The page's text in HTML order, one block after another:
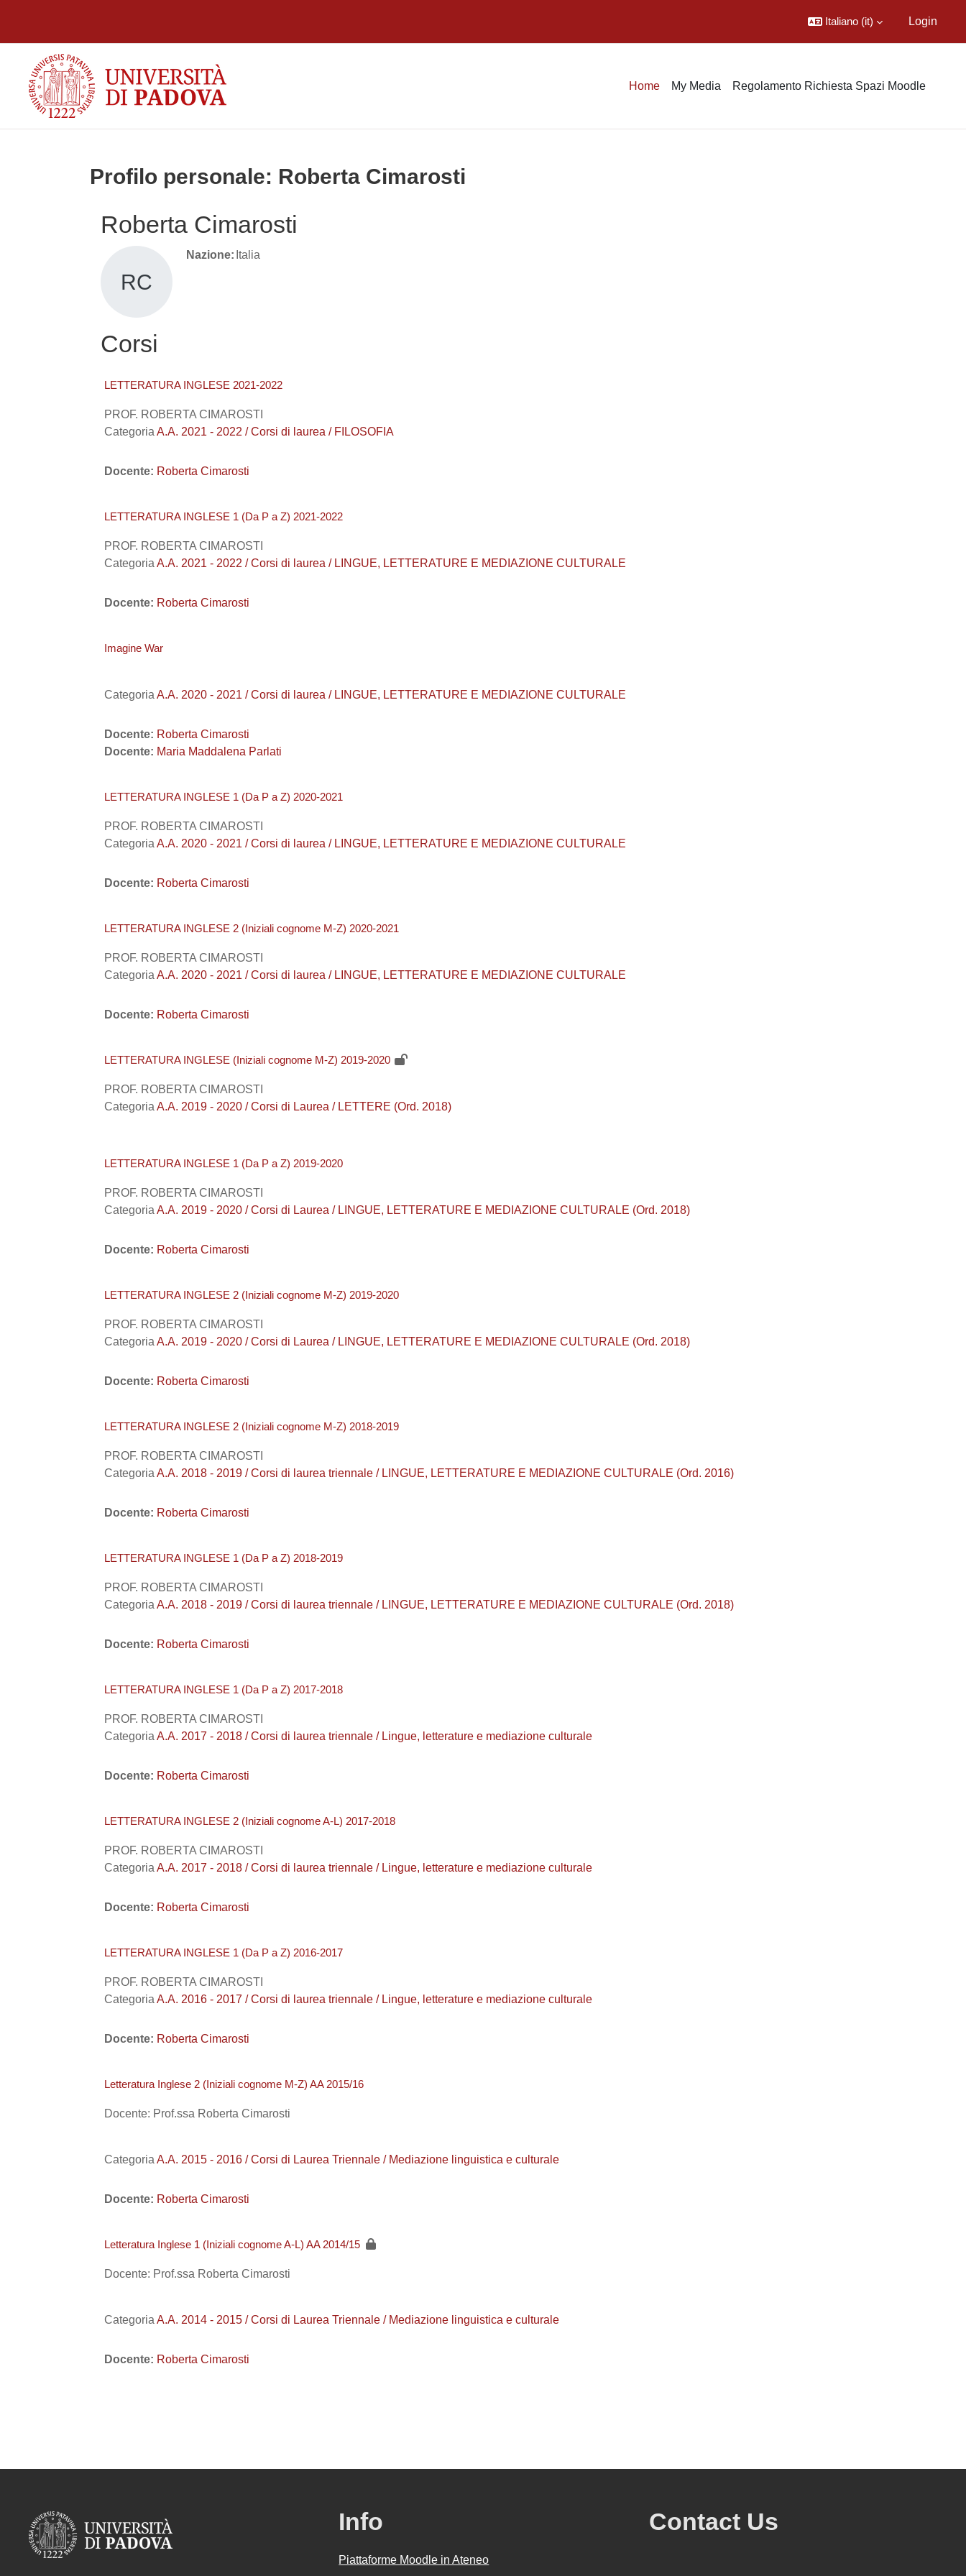
Italiano ‎(it)‎ Login
Home My Media Regolamento Richiesta Spazi Moodle
Profilo personale: Roberta Cimarosti
Roberta Cimarosti
RC
Nazione: Italia
Corsi
LETTERATURA INGLESE 2021-2022
PROF. ROBERTA CIMAROSTI
Categoria A.A. 2021 - 2022 / Corsi di laurea / FILOSOFIA
Docente: Roberta Cimarosti
LETTERATURA INGLESE 1 (Da P a Z) 2021-2022
PROF. ROBERTA CIMAROSTI
Categoria A.A. 2021 - 2022 / Corsi di laurea / LINGUE, LETTERATURE E MEDIAZIONE CULTURALE
Docente: Roberta Cimarosti
Imagine War
Categoria A.A. 2020 - 2021 / Corsi di laurea / LINGUE, LETTERATURE E MEDIAZIONE CULTURALE
Docente: Roberta Cimarosti
Docente: Maria Maddalena Parlati
LETTERATURA INGLESE 1 (Da P a Z) 2020-2021
PROF. ROBERTA CIMAROSTI
Categoria A.A. 2020 - 2021 / Corsi di laurea / LINGUE, LETTERATURE E MEDIAZIONE CULTURALE
Docente: Roberta Cimarosti
LETTERATURA INGLESE 2 (Iniziali cognome M-Z) 2020-2021
PROF. ROBERTA CIMAROSTI
Categoria A.A. 2020 - 2021 / Corsi di laurea / LINGUE, LETTERATURE E MEDIAZIONE CULTURALE
Docente: Roberta Cimarosti
LETTERATURA INGLESE (Iniziali cognome M-Z) 2019-2020
PROF. ROBERTA CIMAROSTI
Categoria A.A. 2019 - 2020 / Corsi di Laurea / LETTERE (Ord. 2018)
LETTERATURA INGLESE 1 (Da P a Z) 2019-2020
PROF. ROBERTA CIMAROSTI
Categoria A.A. 2019 - 2020 / Corsi di Laurea / LINGUE, LETTERATURE E MEDIAZIONE CULTURALE (Ord. 2018)
Docente: Roberta Cimarosti
LETTERATURA INGLESE 2 (Iniziali cognome M-Z) 2019-2020
PROF. ROBERTA CIMAROSTI
Categoria A.A. 2019 - 2020 / Corsi di Laurea / LINGUE, LETTERATURE E MEDIAZIONE CULTURALE (Ord. 2018)
Docente: Roberta Cimarosti
LETTERATURA INGLESE 2 (Iniziali cognome M-Z) 2018-2019
PROF. ROBERTA CIMAROSTI
Categoria A.A. 2018 - 2019 / Corsi di laurea triennale / LINGUE, LETTERATURE E MEDIAZIONE CULTURALE (Ord. 2016)
Docente: Roberta Cimarosti
LETTERATURA INGLESE 1 (Da P a Z) 2018-2019
PROF. ROBERTA CIMAROSTI
Categoria A.A. 2018 - 2019 / Corsi di laurea triennale / LINGUE, LETTERATURE E MEDIAZIONE CULTURALE (Ord. 2018)
Docente: Roberta Cimarosti
LETTERATURA INGLESE 1 (Da P a Z) 2017-2018
PROF. ROBERTA CIMAROSTI
Categoria A.A. 2017 - 2018 / Corsi di laurea triennale / Lingue, letterature e mediazione culturale
Docente: Roberta Cimarosti
LETTERATURA INGLESE 2 (Iniziali cognome A-L) 2017-2018
PROF. ROBERTA CIMAROSTI
Categoria A.A. 2017 - 2018 / Corsi di laurea triennale / Lingue, letterature e mediazione culturale
Docente: Roberta Cimarosti
LETTERATURA INGLESE 1 (Da P a Z) 2016-2017
PROF. ROBERTA CIMAROSTI
Categoria A.A. 2016 - 2017 / Corsi di laurea triennale / Lingue, letterature e mediazione culturale
Docente: Roberta Cimarosti
Letteratura Inglese 2 (Iniziali cognome M-Z) AA 2015/16
Docente: Prof.ssa Roberta Cimarosti
Categoria A.A. 2015 - 2016 / Corsi di Laurea Triennale / Mediazione linguistica e culturale
Docente: Roberta Cimarosti
Letteratura Inglese 1 (Iniziali cognome A-L) AA 2014/15
Docente: Prof.ssa Roberta Cimarosti
Categoria A.A. 2014 - 2015 / Corsi di Laurea Triennale / Mediazione linguistica e culturale
Docente: Roberta Cimarosti
Info
Piattaforme Moodle in Ateneo
Contact Us